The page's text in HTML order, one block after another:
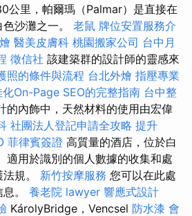
公里，帕爾瑪（Palmar）是直接在
沙灘之一。 老鼠 牌位安置服務介
醫美皮膚科 桃園搬家公司 台中月
徵信社 該建築群的設計師的靈感來
照的條件與流程 台北外燴 指壓專業
化On-Page SEO的完整指南 台中整
的內飾中，天然材料的使用由宏偉
社團法人登記申請全攻略 提升
菲律賓簽證 高質量的酒店，位於白
適用於識別的個人數據的收集和處
規。 新竹按摩服務 您可以在此處
。 養老院 lawyer 響應式設計
KárolyBridge，Vencsel 防水漆 會